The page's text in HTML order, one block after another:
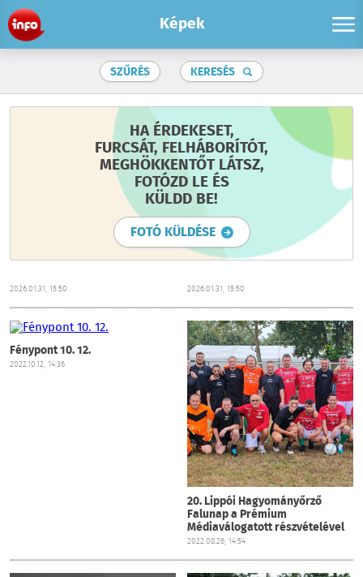
Képek
SZŰRÉS KERESÉS
HA ÉRDEKESET,
FURCSÁT, FELHÁBORÍTÓT,
MEGHÖKKENTŐT LÁTSZ,
FOTÓZD LE ÉS
KÜLDD BE!
FOTÓ KÜLDÉSE
2026.01.31, 15:50 2026.01.31, 15:50
Fénypont 10. 12.
2022.10.12, 14:36
20. Lippói Hagyományőrző
Falunap a Prémium
Médiaválogatott részvételével
2022.08.26, 14:54